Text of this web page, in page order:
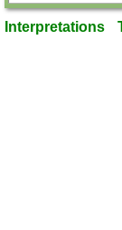
Interpretations